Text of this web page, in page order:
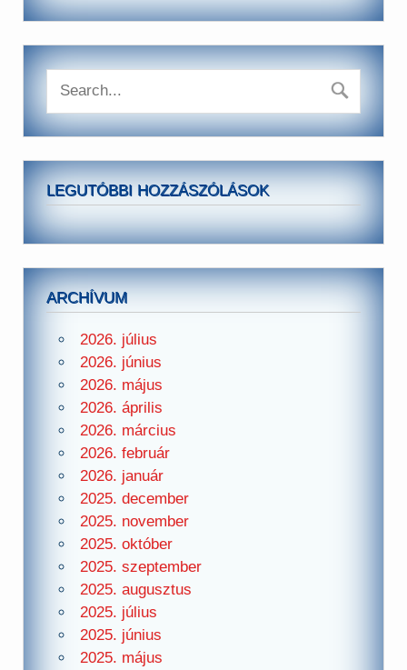
LEGUTÓBBI HOZZÁSZÓLÁSOK
ARCHÍVUM
2026. július
2026. június
2026. május
2026. április
2026. március
2026. február
2026. január
2025. december
2025. november
2025. október
2025. szeptember
2025. augusztus
2025. július
2025. június
2025. május